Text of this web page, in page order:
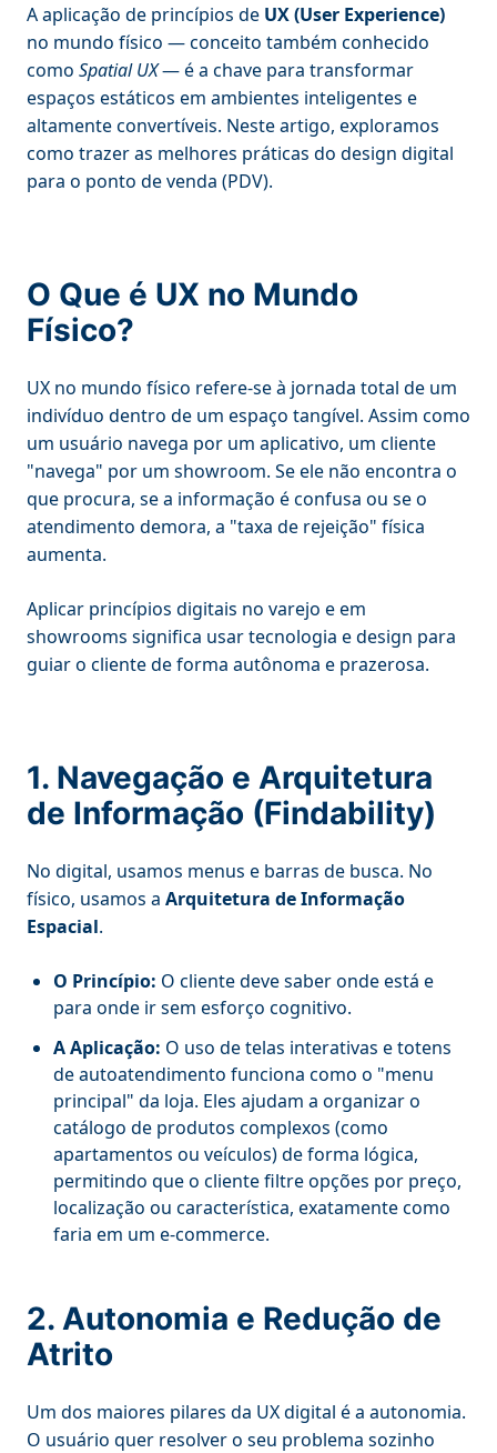
A aplicação de princípios de UX (User Experience)
no mundo físico — conceito também conhecido
como Spatial UX— é a chave para transformar
espaços estáticos em ambientes inteligentes e
altamente convertíveis. Neste artigo, exploramos
como trazer as melhores práticas do design digital
para o ponto de venda (PDV).
O Que é UX no Mundo
Físico?
UX no mundo físico refere-se à jornada total de um
indivíduo dentro de um espaço tangível. Assim como
um usuário navega por um aplicativo, um cliente
"navega" por um showroom. Se ele não encontra o
que procura, se a informação é confusa ou se o
atendimento demora, a "taxa de rejeição" física
aumenta.
Aplicar princípios digitais no varejo e em
showrooms significa usar tecnologia e design para
guiar o cliente de forma autônoma e prazerosa.
1. Navegação e Arquitetura
de Informação (Findability)
No digital, usamos menus e barras de busca. No
físico, usamos a Arquitetura de Informação
Espacial.
O Princípio: O cliente deve saber onde está e
para onde ir sem esforço cognitivo.
A Aplicação: O uso de telas interativas e totens
de autoatendimento funciona como o "menu
principal" da loja. Eles ajudam a organizar o
catálogo de produtos complexos (como
apartamentos ou veículos) de forma lógica,
permitindo que o cliente filtre opções por preço,
localização ou característica, exatamente como
faria em um e-commerce.
2. Autonomia e Redução de
Atrito
Um dos maiores pilares da UX digital é a autonomia.
O usuário quer resolver o seu problema sozinho